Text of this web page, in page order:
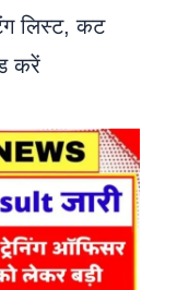
लिस्ट, कट
करें